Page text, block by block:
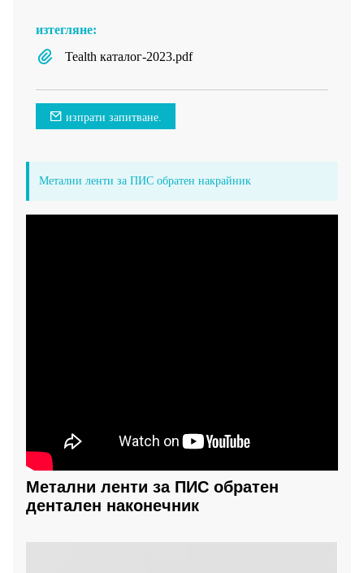
изтегляне:
Tealth каталог-2023.pdf
изпрати запитване.
Метални ленти за ПИС обратен накрайник
Метални ленти за ПИС обратен
дентален наконечник